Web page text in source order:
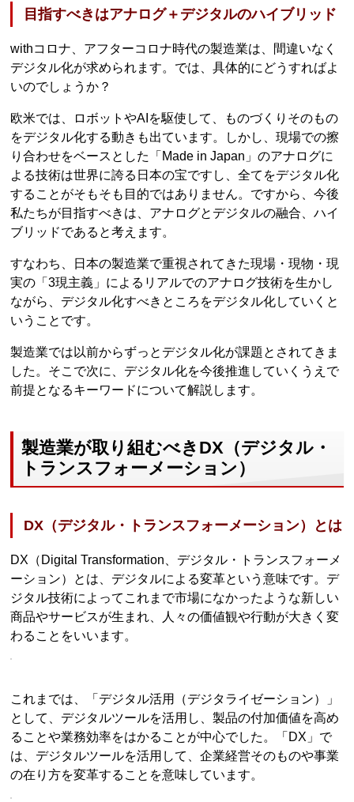
目指すべきはアナログ＋デジタルのハイブリッド
withコロナ、アフターコロナ時代の製造業は、間違いなく
デジタル化が求められます。では、具体的にどうすればよ
いのでしょうか？
欧米では、ロボットやAIを駆使して、ものづくりそのもの
をデジタル化する動きも出ています。しかし、現場での擦
り合わせをベースとした「Made in Japan」のアナログに
よる技術は世界に誇る日本の宝ですし、全てをデジタル化
することがそもそも目的ではありません。ですから、今後
私たちが目指すべきは、アナログとデジタルの融合、ハイ
ブリッドであると考えます。
すなわち、日本の製造業で重視されてきた現場・現物・現
実の「3現主義」によるリアルでのアナログ技術を生かし
ながら、デジタル化すべきところをデジタル化していくと
いうことです。
製造業では以前からずっとデジタル化が課題とされてきま
した。そこで次に、デジタル化を今後推進していくうえで
前提となるキーワードについて解説します。
製造業が取り組むべきDX（デジタル・
トランスフォーメーション）
DX（デジタル・トランスフォーメーション）とは
DX（Digital Transformation、デジタル・トランスフォーメ
ーション）とは、デジタルによる変革という意味です。デ
ジタル技術によってこれまで市場になかったような新しい
商品やサービスが生まれ、人々の価値観や行動が大きく変
わることをいいます。
これまでは、「デジタル活用（デジタライゼーション）」
として、デジタルツールを活用し、製品の付加価値を高め
ることや業務効率をはかることが中心でした。「DX」で
は、デジタルツールを活用して、企業経営そのものや事業
の在り方を変革することを意味しています。